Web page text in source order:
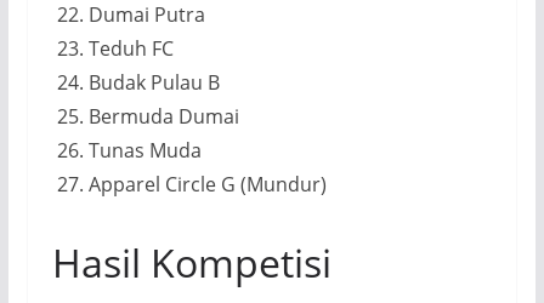
Dumai Putra
Teduh FC
Budak Pulau B
Bermuda Dumai
Tunas Muda
Apparel Circle G (Mundur)
Hasil Kompetisi